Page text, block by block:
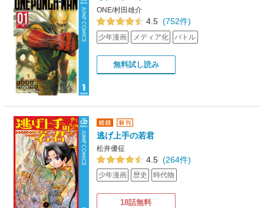
ONE/村田雄介
4.5 (752件)
少年漫画 メディア化 バトル
無料試し読み
逃げ上手の若君
松井優征
4.5 (264件)
少年漫画 歴史 時代物
18話無料